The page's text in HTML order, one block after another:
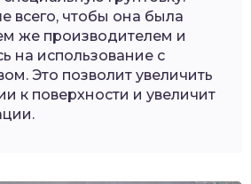
всего, чтобы она была
же производителем и
на использование с
Это позволит увеличить
к поверхности и увеличит